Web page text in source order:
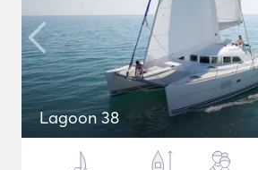
Lagoon 38